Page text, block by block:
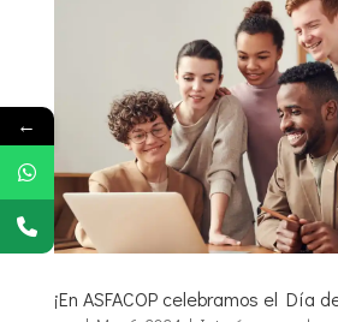
¡En ASFACOP celebramos el Día
←